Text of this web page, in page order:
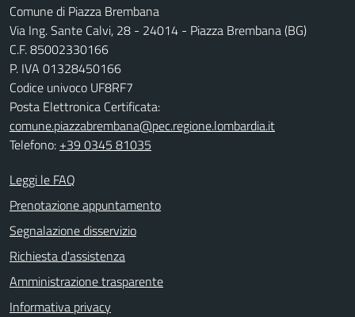
Comune di Piazza Brembana
Via Ing. Sante Calvi, 28 - 24014 - Piazza Brembana (BG)
C.F. 85002330166
P. IVA 01328450166
Codice univoco UF8RF7
Posta Elettronica Certificata:
comune.piazzabrembana@pec.regione.lombardia.it
Telefono: +39 0345 81035
Leggi le FAQ
Prenotazione appuntamento
Segnalazione disservizio
Richiesta d'assistenza
Amministrazione trasparente
Informativa privacy